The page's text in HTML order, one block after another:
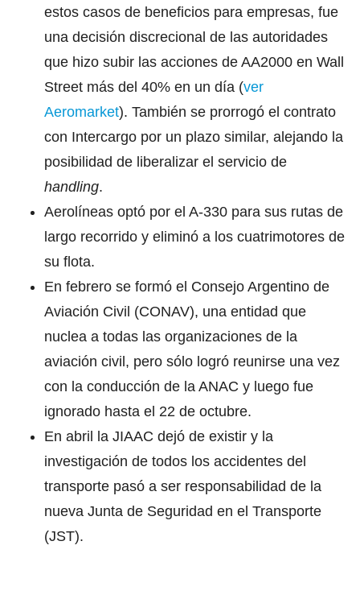
estos casos de beneficios para empresas, fue
una decisión discrecional de las autoridades
que hizo subir las acciones de AA2000 en Wall
Street más del 40% en un día (ver
Aeromarket). También se prorrogó el contrato
con Intercargo por un plazo similar, alejando la
posibilidad de liberalizar el servicio de
handling.
Aerolíneas optó por el A-330 para sus rutas de
largo recorrido y eliminó a los cuatrimotores de
su flota.
En febrero se formó el Consejo Argentino de
Aviación Civil (CONAV), una entidad que
nuclea a todas las organizaciones de la
aviación civil, pero sólo logró reunirse una vez
con la conducción de la ANAC y luego fue
ignorado hasta el 22 de octubre.
En abril la JIAAC dejó de existir y la
investigación de todos los accidentes del
transporte pasó a ser responsabilidad de la
nueva Junta de Seguridad en el Transporte
(JST).